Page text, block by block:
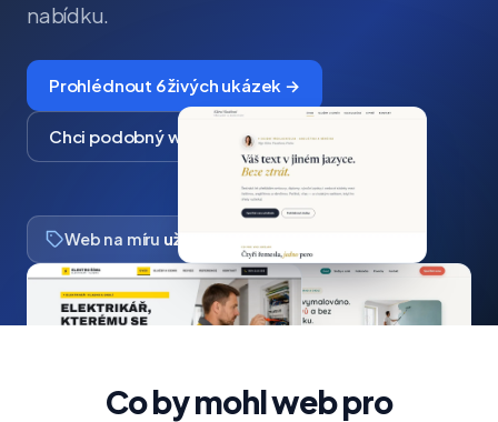
nabídku.
Prohlédnout 6 živých ukázek →
Chci podobný web
Web na míru už od 15 000 Kč
Co by mohl web pro